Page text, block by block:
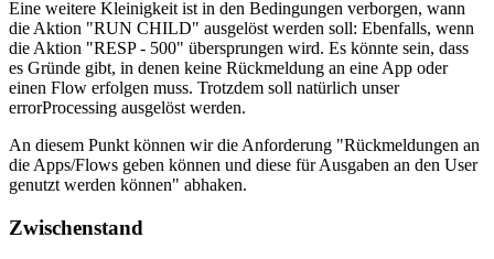
Eine weitere Kleinigkeit ist in den Bedingungen verborgen, wann
die Aktion "RUN CHILD" ausgelöst werden soll: Ebenfalls, wenn
die Aktion "RESP - 500" übersprungen wird. Es könnte sein, dass
es Gründe gibt, in denen keine Rückmeldung an eine App oder
einen Flow erfolgen muss. Trotzdem soll natürlich unser
errorProcessing ausgelöst werden.
An diesem Punkt können wir die Anforderung "Rückmeldungen an
die Apps/Flows geben können und diese für Ausgaben an den User
genutzt werden können" abhaken.
Zwischenstand